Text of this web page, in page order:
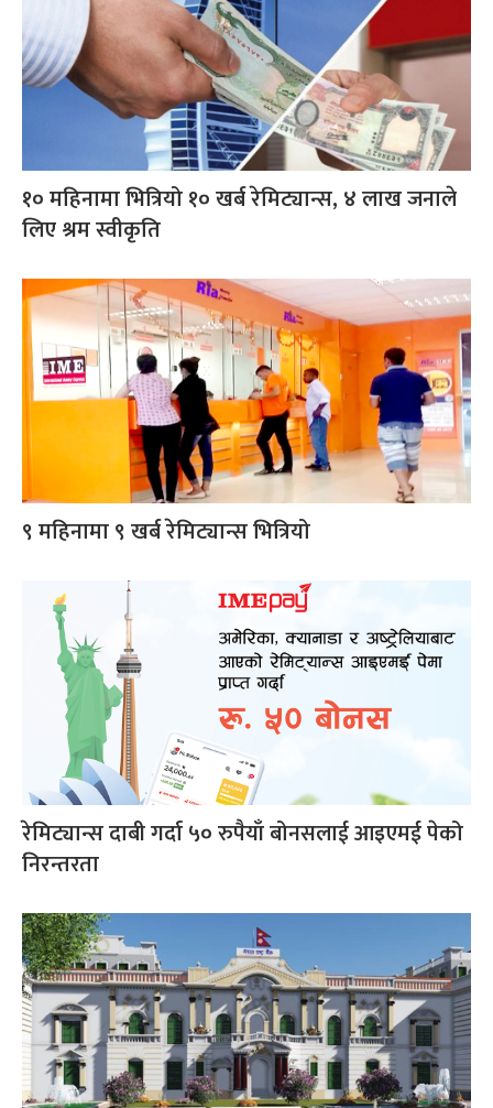
१० महिनामा भित्रियो १० खर्ब रेमिट्यान्स, ४ लाख जनाले
लिए श्रम स्वीकृति
९ महिनामा ९ खर्ब रेमिट्यान्स भित्रियो
रेमिट्यान्स दाबी गर्दा ५० रुपैयाँ बोनसलाई आइएमई पेको
निरन्तरता